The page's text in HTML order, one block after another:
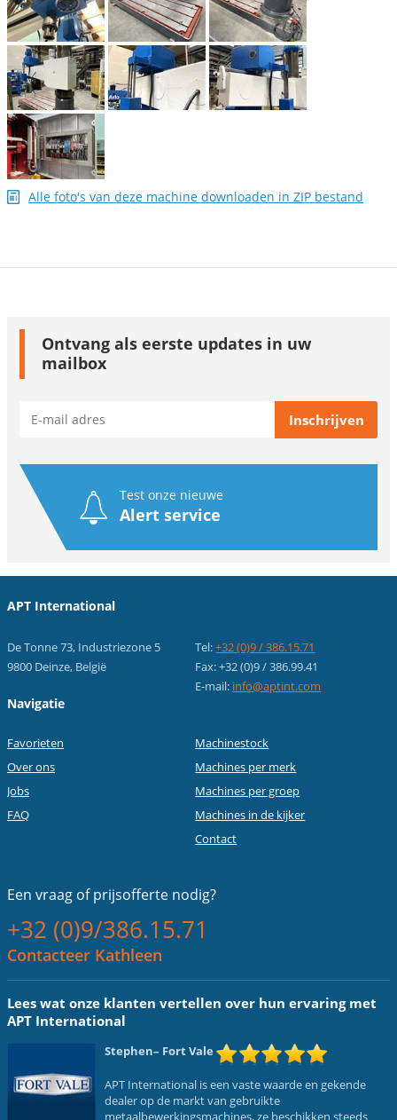
Alle foto's van deze machine downloaden in ZIP bestand
Ontvang als eerste updates in uw
mailbox
Test onze nieuwe
Alert service
APT International
De Tonne 73, Industriezone 5
9800 Deinze, België
Tel:+32 (0)9 / 386.15.71
Fax: +32 (0)9 / 386.99.41
E-mail: info@aptint.com
Navigatie
Favorieten
Over ons
Jobs
FAQ
Machinestock
Machines per merk
Machines per groep
Machines in de kijker
Contact
Een vraag ofprijsofferte nodig?
+32 (0)9/386.15.71
Contacteer Kathleen
Lees wat onze klanten vertellen over hun ervaring met
APT International
Stephen– Fort Vale
APT International is een vaste waarde en gekende
dealer op de markt van gebruikte
metaalbewerkingsmachines, ze beschikken steeds